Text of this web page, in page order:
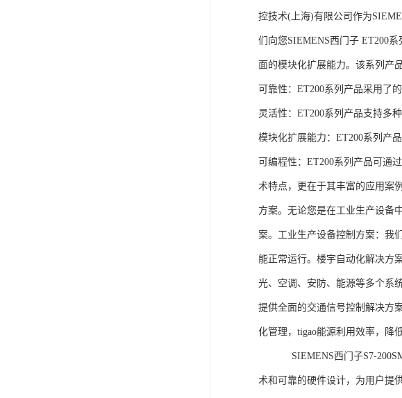
控技术(上海)有限公司作为
们向您SIEMENS西门子 ET200
面的模块化扩展能力。该系列产
可靠性：ET200系列产品采用了
灵活性：ET200系列产品支持多
模块化扩展能力：ET200系列产
可编程性：ET200系列产品可通
术特点，更在于其丰富的应用案
方案。无论您是在工业生产设备
案。工业生产设备控制方案：我
能正常运行。楼宇自动化解决方
光、空调、安防、能源等多个系
提供全面的交通信号控制解决方
化管理，tigao能源利用效率，降
SIEMENS西门子S7-
术和可靠的硬件设计，为用户提